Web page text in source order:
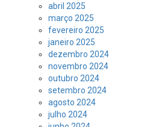
abril 2025
março 2025
fevereiro 2025
janeiro 2025
dezembro 2024
novembro 2024
outubro 2024
setembro 2024
agosto 2024
julho 2024